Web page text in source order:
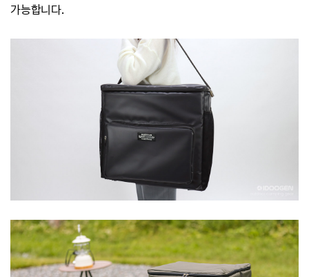
가능합니다.